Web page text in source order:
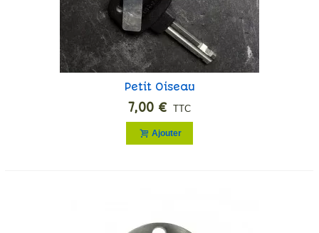
Petit Oiseau
7,00 € TTC
Ajouter